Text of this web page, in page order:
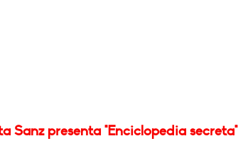
Sanz presenta "Enciclopedia secreta"